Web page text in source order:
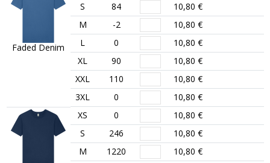
Faded Denim
S
84
10,80 €
M
-2
10,80 €
L
0
10,80 €
XL
90
10,80 €
XXL
110
10,80 €
3XL
0 10,80 €
XS 0
10,80 €
S
246
10,80 €
M
1220
10,80 €